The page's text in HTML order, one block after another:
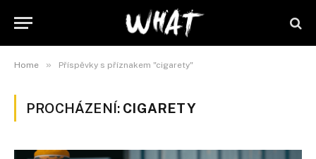
Home » Příspěvky s příznakem "cigarety"
PROCHÁZENÍ: CIGARETY